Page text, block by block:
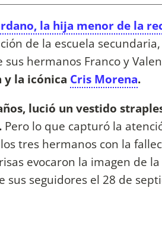
la hija menor de la
de la escuela
sus hermanos Franco y
y la icónica Cris Morena.
lució un vestido
Pero lo que capturó la
tres hermanos con la
evocaron la imagen de
sus seguidores el 28 de